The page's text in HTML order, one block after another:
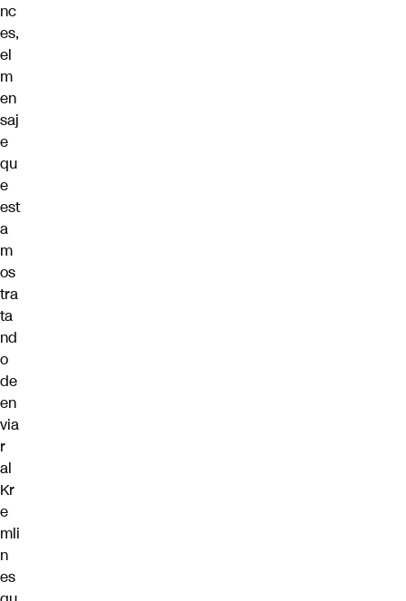
nc
es,
el
m
en
saj
e
qu
e
est
a
m
os
tra
ta
nd
o
de
en
via
r
al
Kr
e
mli
n
es